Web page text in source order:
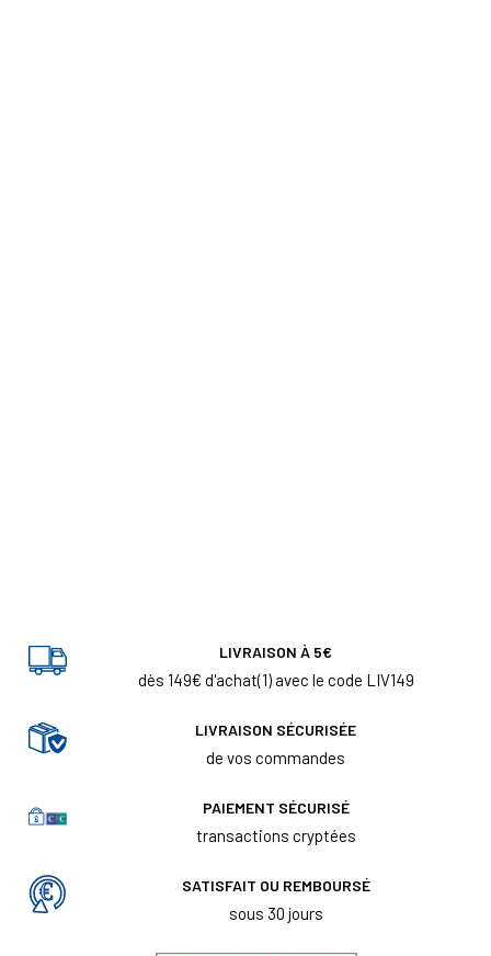
LIVRAISON À 5€
dès 149€ d'achat(1) avec le code LIV149
LIVRAISON SÉCURISÉE
de vos commandes
PAIEMENT SÉCURISÉ
transactions cryptées
SATISFAIT OU REMBOURSÉ
sous 30 jours